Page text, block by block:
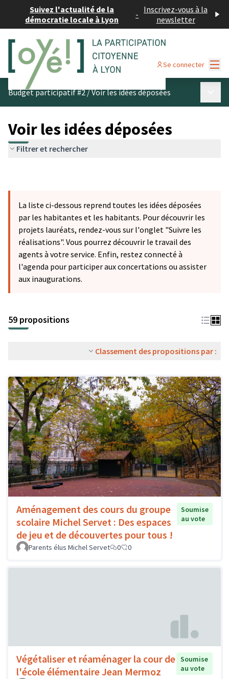
Suivez l'actualité de la
démocratie locale à Lyon
- Inscrivez-vous à la
newsletter
Se connecter
Budget participatif #2/Voir les idées déposées
Voir les idées déposées
Filtrer et rechercher
La liste ci-dessous reprend toutes les idées déposées
par les habitantes et les habitants. Pour découvrir les
projets lauréats, rendez-vous sur l'onglet "Suivre les
réalisations". Vous pourrez découvrir le travail des
agents à votre service. Enfin, restez connecté à
l'agenda pour participer aux concertations ou assister
aux inaugurations.
59 propositions
Classement des propositions par :
Aménagement des cours du groupe
scolaire Michel Servet : Des espaces
de jeu et de découvertes pour tous !
Soumise
au vote
Parents élus Michel Servet 0 0
Végétaliser et réaménager la cour de
l'école élémentaire Jean Mermoz
Soumise
au vote